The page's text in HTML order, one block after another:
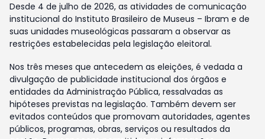
Desde 4 de julho de 2026, as atividades de comunicação
institucional do Instituto Brasileiro de Museus – Ibram e de
suas unidades museológicas passaram a observar as
restrições estabelecidas pela legislação eleitoral.
Nos três meses que antecedem as eleições, é vedada a
divulgação de publicidade institucional dos órgãos e
entidades da Administração Pública, ressalvadas as
hipóteses previstas na legislação. Também devem ser
evitados conteúdos que promovam autoridades, agentes
públicos, programas, obras, serviços ou resultados da